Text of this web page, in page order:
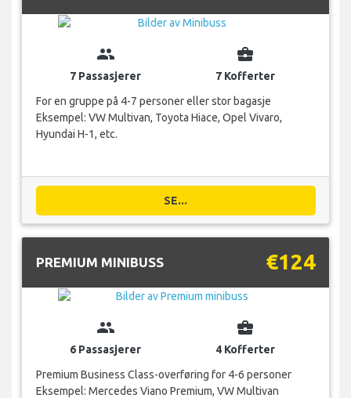
group
7 Passasjerer
business_center
7 Kofferter
For en gruppe på 4-7 personer eller stor bagasje
Eksempel: VW Multivan, Toyota Hiace, Opel Vivaro,
Hyundai H-1, etc.
SE...
PREMIUM MINIBUSS €124
group
6 Passasjerer
business_center
4 Kofferter
Premium Business Class-overføring for 4-6 personer
Eksempel: Mercedes Viano Premium, VW Multivan